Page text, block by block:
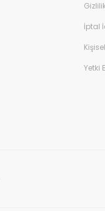
İptal
Yetki